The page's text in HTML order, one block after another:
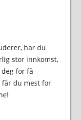
har du
stor innkomst,
for få
får du mest for